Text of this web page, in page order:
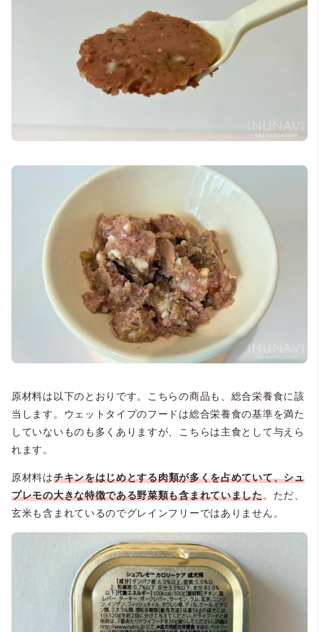
原材料は以下のとおりです。こちらの商品も、総合栄養食に該
当します。ウェットタイプのフードは総合栄養食の基準を満た
していないものも多くありますが、こちらは主食として与えら
れます。
原材料はチキンをはじめとする肉類が多くを占めていて、シュ
プレモの大きな特徴である野菜類も含まれていました。ただ、
玄米も含まれているのでグレインフリーではありません。